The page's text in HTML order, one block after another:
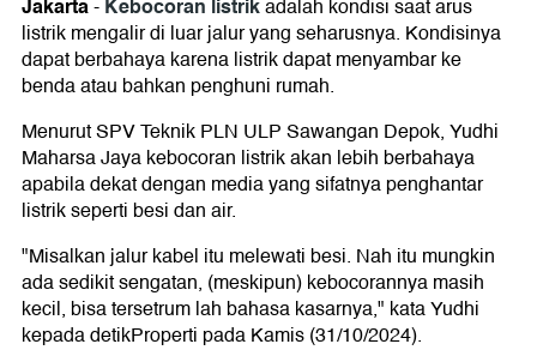
2. Laporkan ke PLN
3. Tunggu Petugas PLN Datang
4. Penggantian Kabel
Jakarta-Kebocoran listrikadalah kondisi saat arus
listrik mengalir di luar jalur yang seharusnya. Kondisinya
dapat berbahaya karena listrik dapat menyambar ke
benda atau bahkan penghuni rumah.
Menurut SPV Teknik PLN ULP Sawangan Depok, Yudhi
Maharsa Jaya kebocoran listrik akan lebih berbahaya
apabila dekat dengan media yang sifatnya penghantar
listrik seperti besi dan air.
"Misalkan jalur kabel itu melewati besi. Nah itu mungkin
ada sedikit sengatan, (meskipun) kebocorannya masih
kecil, bisa tersetrum lah bahasa kasarnya," kata Yudhi
kepada detikProperti pada Kamis (31/10/2024).